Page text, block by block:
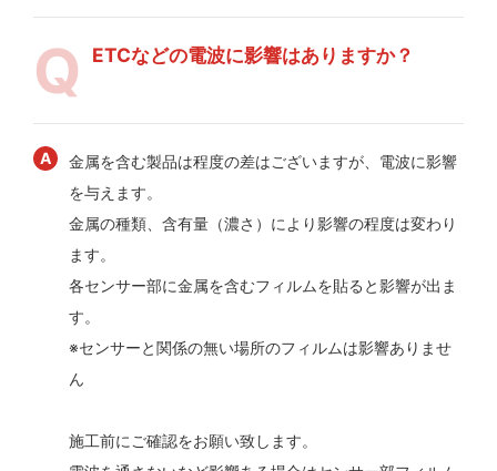
ETCなどの電波に影響はありますか？
金属を含む製品は程度の差はございますが、電波に影響
を与えます。
金属の種類、含有量（濃さ）により影響の程度は変わり
ます。
各センサー部に金属を含むフィルムを貼ると影響が出ま
す。
※センサーと関係の無い場所のフィルムは影響ありませ
ん
施工前にご確認をお願い致します。